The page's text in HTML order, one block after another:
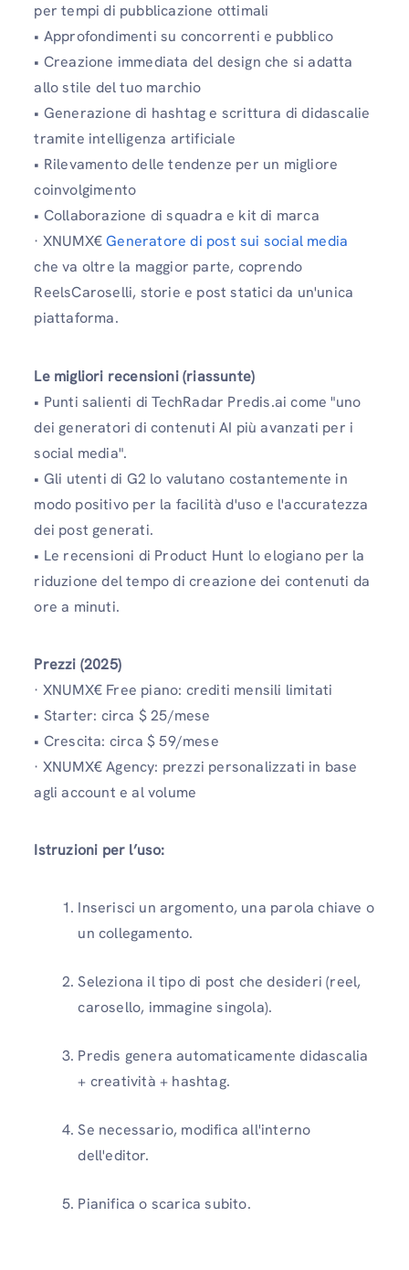
per tempi di pubblicazione ottimali
• Approfondimenti su concorrenti e pubblico
• Creazione immediata del design che si adatta
allo stile del tuo marchio
• Generazione di hashtag e scrittura di didascalie
tramite intelligenza artificiale
• Rilevamento delle tendenze per un migliore
coinvolgimento
• Collaborazione di squadra e kit di marca
· XNUMX€Generatore di post sui social media
che va oltre la maggior parte, coprendo
ReelsCaroselli, storie e post statici da un'unica
piattaforma.
Le migliori recensioni (riassunte)
• Punti salienti di TechRadar Predis.ai come "uno
dei generatori di contenuti AI più avanzati per i
social media".
• Gli utenti di G2 lo valutano costantemente in
modo positivo per la facilità d'uso e l'accuratezza
dei post generati.
• Le recensioni di Product Hunt lo elogiano per la
riduzione del tempo di creazione dei contenuti da
ore a minuti.
Prezzi (2025)
· XNUMX€ Free piano: crediti mensili limitati
• Starter: circa $ 25/mese
• Crescita: circa $ 59/mese
· XNUMX€ Agency: prezzi personalizzati in base
agli account e al volume
Istruzioni per l’uso:
Inserisci un argomento, una parola chiave o
un collegamento.
Seleziona il tipo di post che desideri (reel,
carosello, immagine singola).
Predis genera automaticamente didascalia
+ creatività + hashtag.
Se necessario, modifica all'interno
dell'editor.
Pianifica o scarica subito.